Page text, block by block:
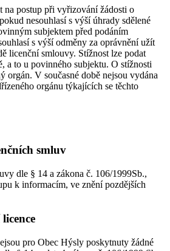
na postup při vyřizování žádosti o
nesouhlasí s výší úhrady sdělené
subjektem před podáním
s výší odměny za oprávnění užít
licenční smlouvy. Stížnost lze podat
a to u povinného subjektu. O stížnosti
orgán. V současné době nejsou vydána
orgánu týkajících se těchto
smluv
dle § 14 a zákona č. 106/1999Sb.,
k informacím, ve znění pozdějších
pro Obec Hýsly poskytnuty žádné